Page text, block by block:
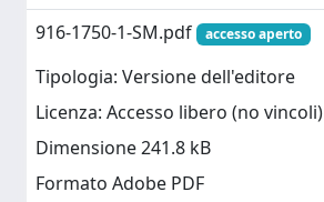
916-1750-1-SM.pdf
accesso aperto
Tipologia: Versione dell'editore
Licenza: Accesso libero (no vincoli)
Dimensione 241.8 kB
Formato Adobe PDF